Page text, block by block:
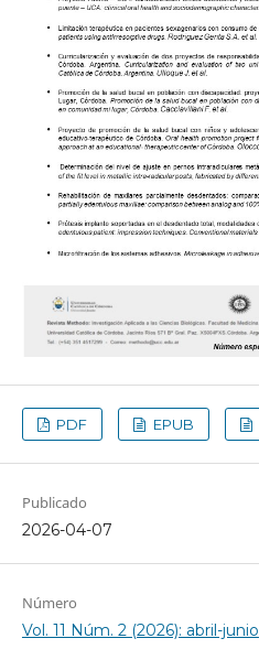
PDF EPUB
Publicado
2026-04-07
Número
Vol. 11 Núm. 2 (2026): abril-junio